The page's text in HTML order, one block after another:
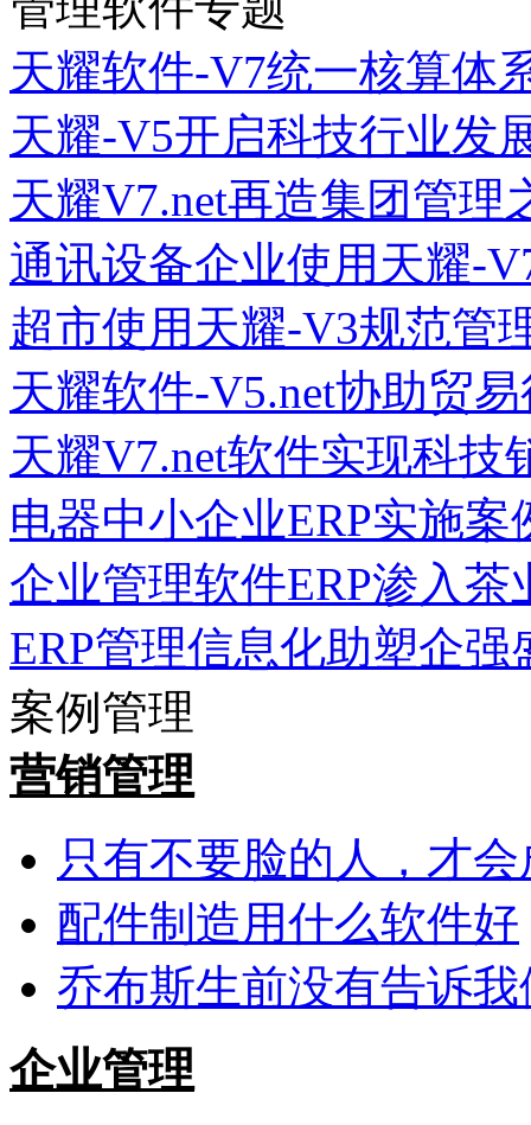
天耀软件-V7统一核算体
天耀-V5开启科技行业发
天耀V7.net再造集团管理
通讯设备企业使用天耀-
超市使用天耀-V3规范管
天耀软件-V5.net协助贸
天耀V7.net软件实现科技
电器中小企业ERP实施案
企业管理软件ERP渗入茶
ERP管理信息化助塑企强
案例管理
营销管理
只有不要脸的人，才
配件制造用什么软件好
乔布斯生前没有告诉
企业管理